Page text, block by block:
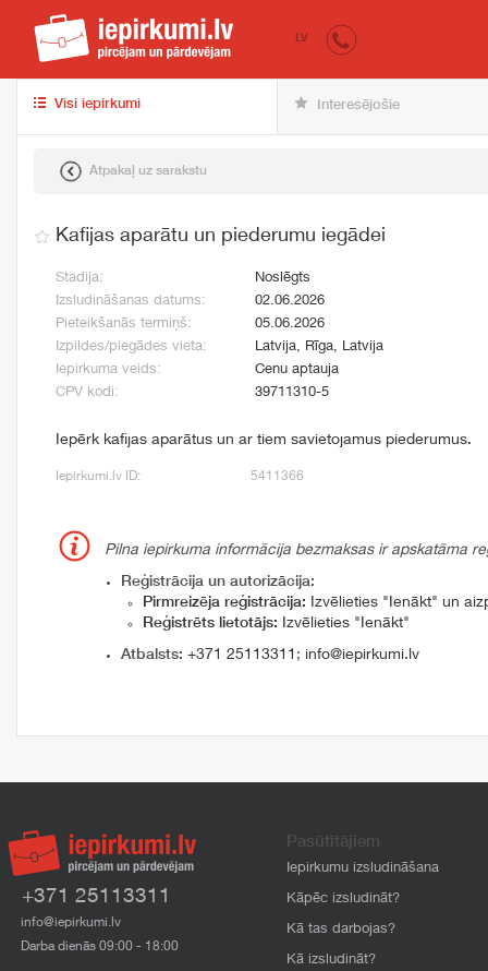
iepirkumi.lv
LV
Visi iepirkumi Interesējošie
Atpakaļ uz sarakstu
Kafijas aparātu un piederumu iegādei
Stadija:
Noslēgts
Izsludināšanas datums:
02.06.2026
Pieteikšanās termiņš:
05.06.2026
Izpildes/piegādes vieta:
Latvija, Rīga, Latvija
Iepirkuma veids:
Cenu aptauja
CPV kodi:
39711310-5
Iepērk kafijas aparātus un ar tiem savietojamus piederumus.
Iepirkumi.lv ID: 5411366
Pilna iepirkuma informācija bezmaksas ir apskatāma
Reģistrācija un autorizācija:
Pirmreizēja reģistrācija: Izvēlieties "Ienākt" un
Reģistrēts lietotājs: Izvēlieties "Ienākt"
Atbalsts: +371 25113311 ; info@iepirkumi.lv
+371 25113311
info@iepirkumi.lv
Darba dienās 09:00 - 18:00
Pasūtītājiem
Iepirkumu izsludināšana
Kāpēc izsludināt?
Kā tas darbojas?
Kā izsludināt?